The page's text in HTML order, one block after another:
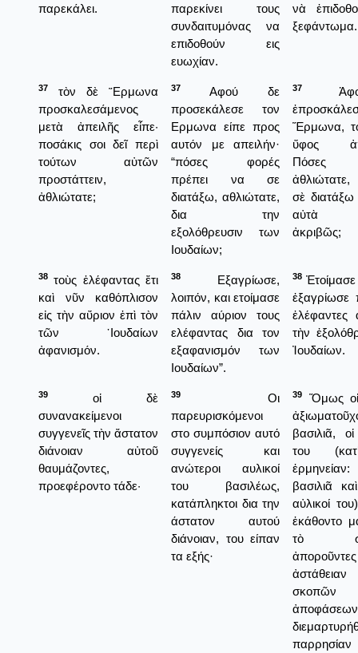
παρεκάλει.
παρεκίνει τους
συνδαιτυμόνας να
επιδοθούν εις
ευωχίαν.
νὰ
ξεφάντωμα.
37
τὸν δὲ ῞Ερμωνα
προσκαλεσάμενος
μετὰ ἀπειλῆς εἶπε·
ποσάκις σοι δεῖ περὶ
τούτων αὐτῶν
προστάττειν,
ἀθλιώτατε;
37
Αφού δε
προσεκάλεσε τον
Ερμωνα είπε προς
αυτόν με απειλήν·
“πόσες φορές
πρέπει να σε
διατάξω, αθλιώτατε,
δια την
εξολόθρευσιν των
Ιουδαίων;
37
Ἕρμωνα,
ὕφος
Πόσες
σὲ διατάξω
αὐτὰ
ἀκριβῶς;
38 τοὺς ἐλέφαντας ἔτι
καὶ νῦν καθόπλισον
εἰς τὴν αὔριον ἐπὶ τὸν
τῶν ᾿Ιουδαίων
ἀφανισμόν.
38
Εξαγρίωσε,
λοιπόν, και ετοίμασε
πάλιν αύριον τους
ελέφαντας δια τον
εξαφανισμόν των
Ιουδαίων”.
38 Ἐτοίμασε
ἑξαγρίωσε
ἐλέφαντες
τὴν
Ἰουδαίων.
39
οἱ δὲ
συνανακείμενοι
συγγενεῖς τὴν ἄστατον
διάνοιαν αὐτοῦ
θαυμάζοντες,
προεφέροντο τάδε·
39
Οι
παρευρισκόμενοι
στο συμπόσιον αυτό
συγγενείς και
ανώτεροι αυλικοί
του βασιλέως,
κατάπληκτοι δια την
άστατον αυτού
διάνοιαν, του είπαν
τα εξής·
39
Ὅμως
βασιλιᾶ,
του
βασιλιᾶ
αὐλικοί
ἐκάθοντο
τὸ